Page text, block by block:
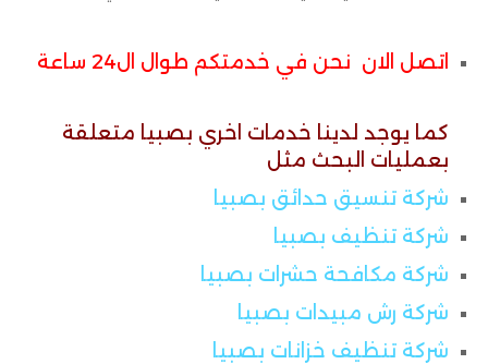
اتصل الان نحن في خدمتكم طوال ال24 ساعة
كما يوجد لدينا خدمات اخري بصبيا متعلقة
بعمليات البحث مثل
شركة تنسيق حدائق بصبيا
شركة تنظيف بصبيا
شركة مكافحة حشرات بصبيا
شركة رش مبيدات بصبيا
شركة تنظيف خزانات بصبيا